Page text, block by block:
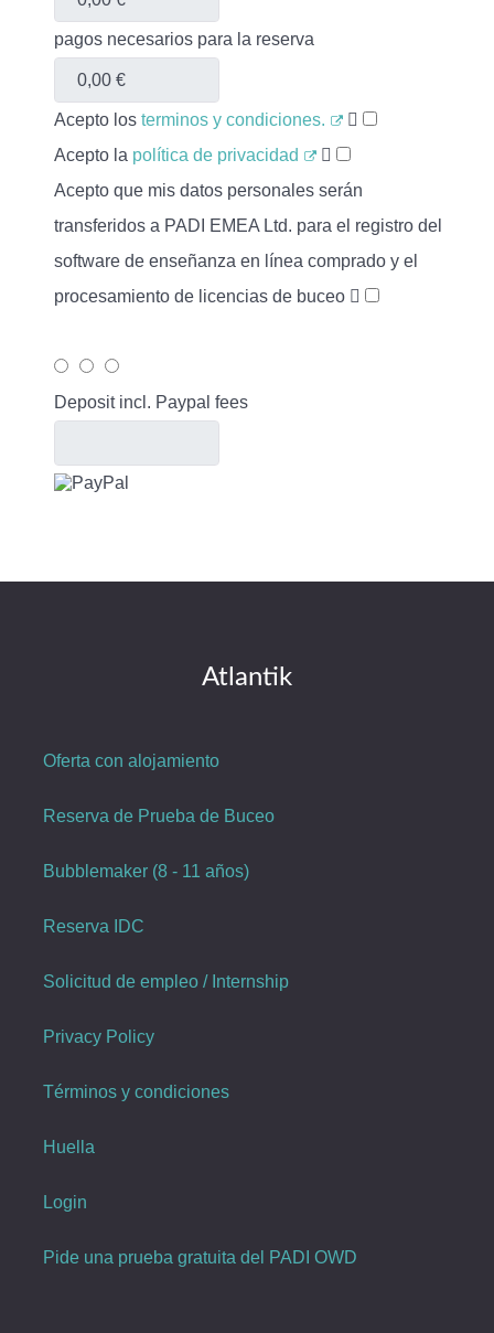
pagos necesarios para la reserva
Acepto los terminos y condiciones.
Acepto la política de privacidad
Acepto que mis datos personales serán
transferidos a PADI EMEA Ltd. para el registro del
software de enseñanza en línea comprado y el
procesamiento de licencias de buceo
Deposit incl. Paypal fees
Atlantik
Oferta con alojamiento
Reserva de Prueba de Buceo
Bubblemaker (8 - 11 años)
Reserva IDC
Solicitud de empleo / Internship
Privacy Policy
Términos y condiciones
Huella
Login
Pide una prueba gratuita del PADI OWD